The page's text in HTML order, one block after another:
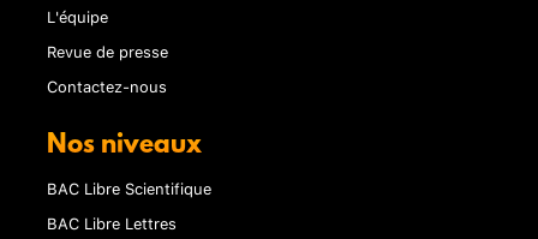
L'équipe
Revue de presse
Contactez-nous
Nos niveaux
BAC Libre Scientifique
BAC Libre Lettres